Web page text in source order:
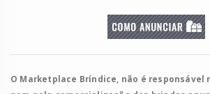
O Marketplace Bríndice, não é responsável